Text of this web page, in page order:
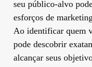
seu público-alvo
esforços de
Ao identificar quem
pode descobrir
alcançar seus